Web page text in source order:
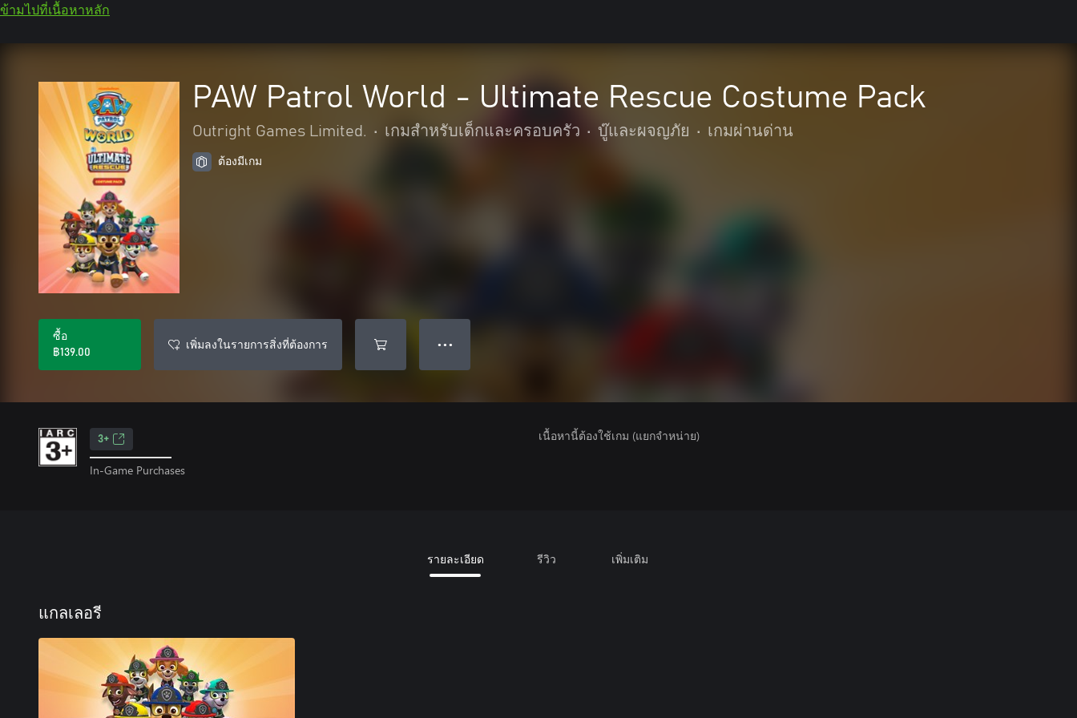
ข้ามไปที่เนื้อหาหลัก
PAW Patrol World - Ultimate Rescue Costume Pack
Outright Games Limited. • เกมสำหรับเด็กและครอบครัว • บู๊และผจญภัย • เกมผ่านด่าน
ต้องมีเกม
ซื้อ
฿139.00
เพิ่มลงในรายการสิ่งที่ต้องการ ● ● ●
3+
In-Game Purchases
เนื้อหานี้ต้องใช้เกม (แยกจำหน่าย)
รายละเอียด รีวิว เพิ่มเติม
แกลเลอรี